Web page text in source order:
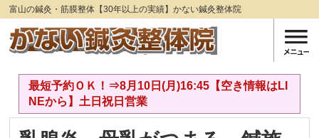
富山の鍼灸・筋膜整体【30年以上の実績】かない鍼灸整体院
最短予約ＯＫ！⇒8月10日(月)16:45【空き情報はLI
NEから】土日祝日営業